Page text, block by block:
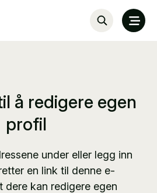
å redigere egen
profil
under eller legg inn
en link til denne e-
dere kan redigere egen